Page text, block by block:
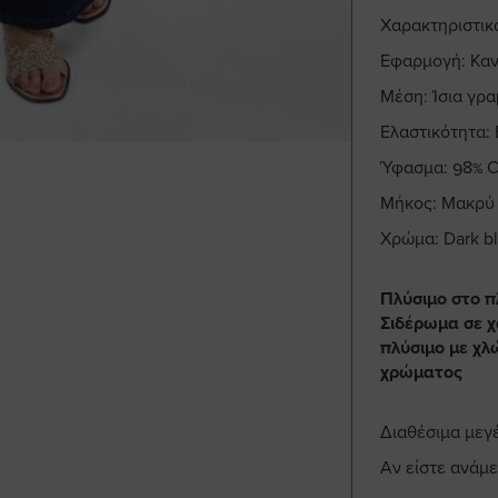
Εφαρμογή:
Μέση: Ίσια
Ύφασμα: 98%
Μήκος: Μακρύ
Χρώμα: Dark
Πλύσιμο στο
Σιδέρωμα σε
πλύσιμο με
χρώματος
Διαθέσιμα
Αν είστε